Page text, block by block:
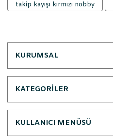
takip kayışı kırmızı nobby
KURUMSAL
KATEGORİLER
KULLANICI MENÜSÜ